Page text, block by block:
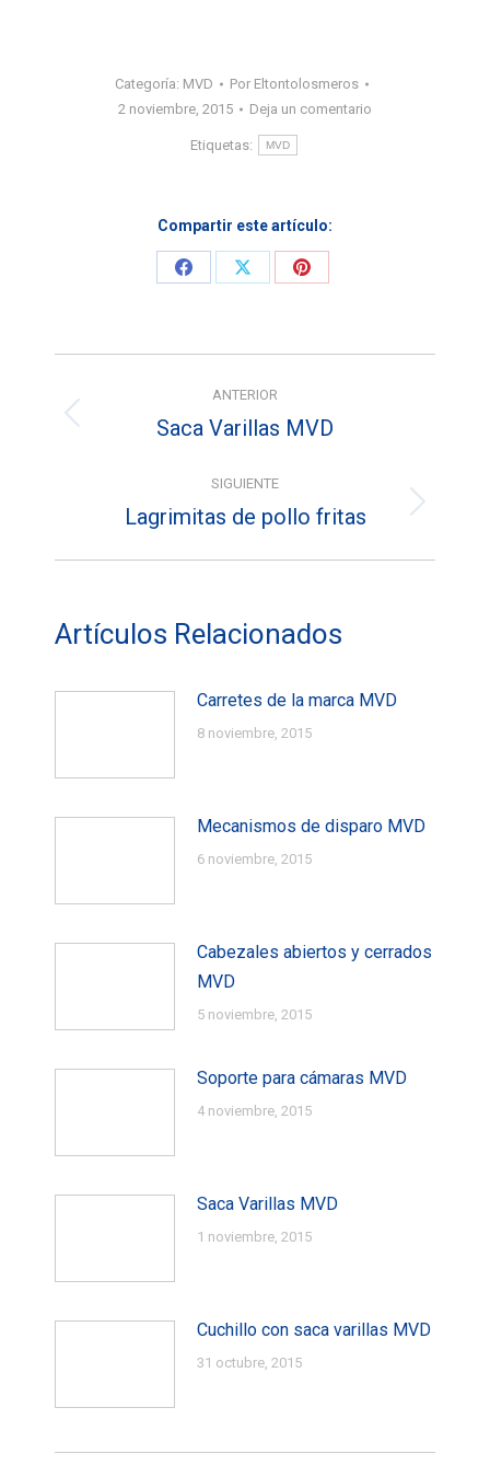
Categoría: MVD Por Eltontolosmeros
2 noviembre, 2015
Deja un comentario
Etiquetas: MVD
Compartir este artículo:
Share
Share
Share
entre
ANTERIOR
Entrada
Saca Varillas MVD
SIGUIENTE
Entrada
Lagrimitas de pollo fritas
Artículos Relacionados
Carretes de la marca MVD
8 noviembre, 2015
Mecanismos de disparo MVD
6 noviembre, 2015
Cabezales abiertos y cerrados
MVD
5 noviembre, 2015
Soporte para cámaras MVD
4 noviembre, 2015
Saca Varillas MVD
1 noviembre, 2015
Cuchillo con saca varillas MVD
31 octubre, 2015